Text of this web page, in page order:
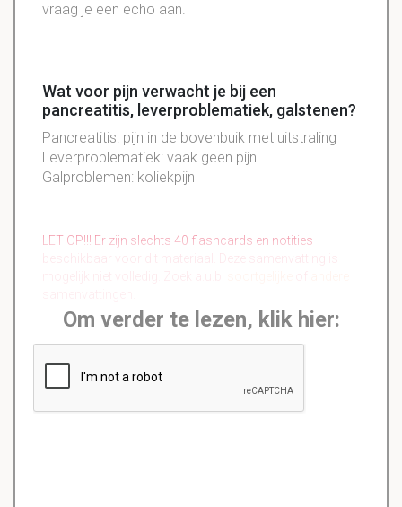
vraag je een echo aan.
Wat voor pijn verwacht je bij een
pancreatitis, leverproblematiek, galstenen?
Pancreatitis: pijn in de bovenbuik met uitstraling
Leverproblematiek: vaak geen pijn
Galproblemen: koliekpijn
LET OP!!! Er zijn slechts 40 flashcards en notities
beschikbaar voor dit materiaal. Deze samenvatting is
Om verder te lezen, klik hier: